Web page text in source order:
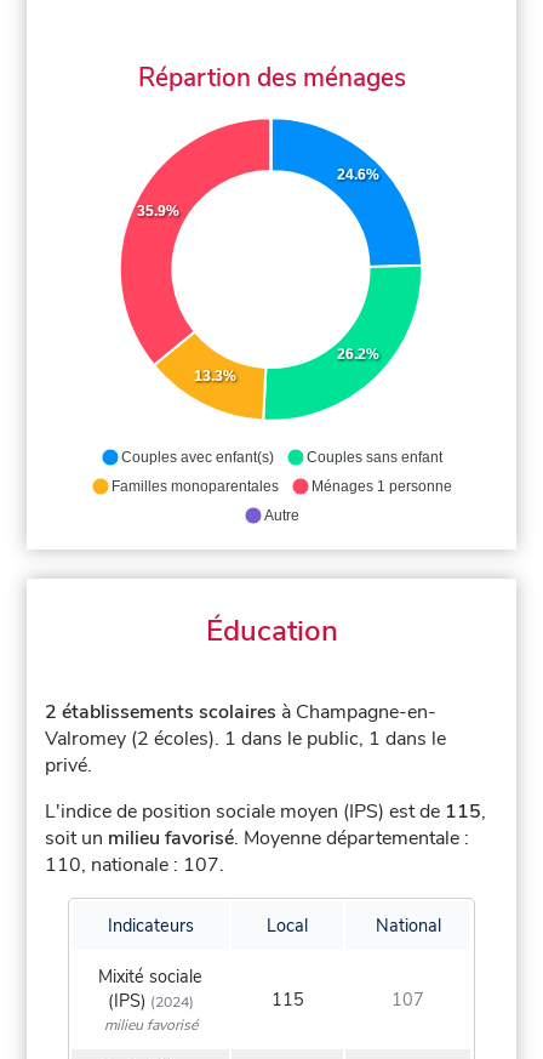
Répartion des ménages
24.6%
26.2%
13.3%
35.9%
Couples avec enfant(s)
Couples sans enfant
Familles monoparentales
Ménages 1 personne
Autre
Éducation
2 établissements scolaires à Champagne-en-
Valromey (2 écoles). 1 dans le public, 1 dans le
privé.
L'indice de position sociale moyen (IPS) est de 115,
soit un milieu favorisé. Moyenne départementale :
110, nationale : 107.
Indicateurs Local National
Mixité sociale
(IPS) (2024)
milieu favorisé
115 107